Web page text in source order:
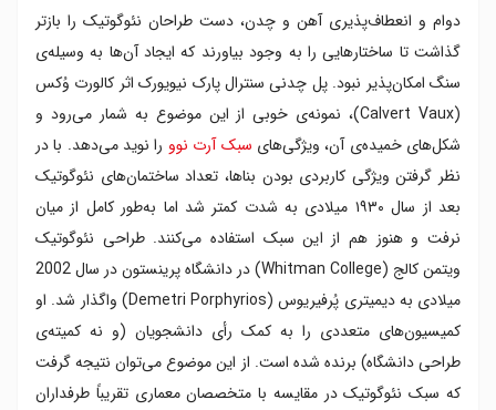
دوام و انعطاف‌پذیری آهن و چدن، دست طراحان نئوگوتیک را بازتر
گذاشت تا ساختارهایی را به وجود بیاورند که ایجاد آن‌ها به وسیله‌ی
سنگ امکان‌پذیر نبود. پل چدنی سنترال پارک نیویورک اثر کالورت وُکس
(Calvert Vaux)، نمونه‌ی خوبی از این موضوع به شمار می‌رود و
شکل‌های خمیده‌ی آن، ویژگی‌های سبک آرت نوو را نوید می‌دهد. با در
نظر گرفتن ویژگی کاربردی بودن بناها، تعداد ساختمان‌های نئوگوتیک
بعد از سال ۱۹۳۰ میلادی به شدت کمتر شد اما به‌طور کامل از میان
نرفت و هنوز هم از این سبک استفاده می‌کنند. طراحی نئوگوتیک
ویتمن کالج (Whitman College) در دانشگاه پرینستون در سال 2002
میلادی به دیمیتری پُرفیریوس (Demetri Porphyrios) واگذار شد. او
کمیسیون‌های متعددی را به کمک رأی دانشجویان (و نه کمیته‌ی
طراحی دانشگاه) برنده شده است. از این موضوع می‌توان نتیجه گرفت
که سبک نئوگوتیک در مقایسه با متخصصان معماری تقریباً طرفداران